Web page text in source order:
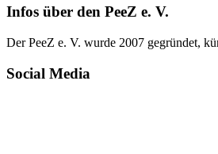
Infos über den PeeZ e. V.
Der PeeZ e. V. wurde 2007 gegründet,
Social Media